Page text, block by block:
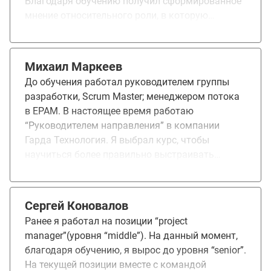
новой для себя роли.
Михаил Маркеев
До обучения работал руководителем группы
разработки, Scrum Master; менеджером потока
в EPAM. В настоящее время работаю
“Руководителем направления” в компании
Гарда Технология. Я выбрал курс, чтобы
эффективно управлять большими командами.
Курс был отлично организован. Он был
содержательный и интересный. Отлично
построены уроки. Во время занятий
слушателям можно было активно участвовать
на уроках. Много практики. Почти после
Сергей Коновалов
Ранее я работал на позиции “project
manager”(уровня “middle”). На данный момент,
благодаря обучению, я вырос до уровня “senior”.
На текущей позиции вместе с командой